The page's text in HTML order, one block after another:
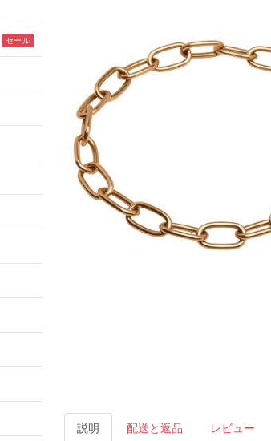
説明 配送と返品 レビュー
セール